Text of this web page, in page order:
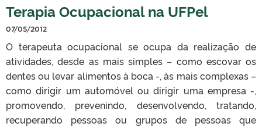
Terapia Ocupacional na UFPel
07/05/2012
O terapeuta ocupacional se ocupa da realização de
atividades, desde as mais simples – como escovar os
dentes ou levar alimentos à boca -, às mais complexas –
como dirigir um automóvel ou dirigir uma empresa -,
promovendo, prevenindo, desenvolvendo, tratando,
recuperando pessoas ou grupos de pessoas que